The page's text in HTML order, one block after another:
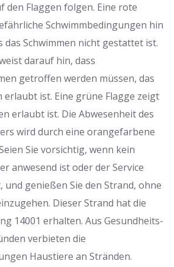
den Flaggen folgen. Eine rote
Schwimmbedingungen hin
das Schwimmen nicht gestattet ist.
darauf hin, dass
getroffen werden müssen, das
erlaubt ist. Eine grüne Flagge zeigt
erlaubt ist. Die Abwesenheit des
wird durch eine orangefarbene
Sie vorsichtig, wenn kein
anwesend ist oder der Service
genießen Sie den Strand, ohne
Dieser Strand hat die
14001 erhalten. Aus Gesundheits-
verbieten die
Haustiere an Stränden.